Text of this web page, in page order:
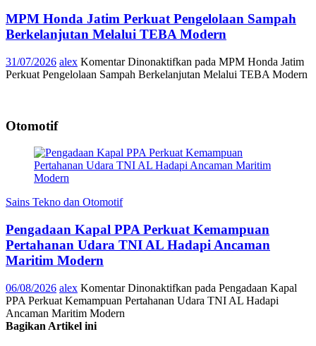
MPM Honda Jatim Perkuat Pengelolaan Sampah
Berkelanjutan Melalui TEBA Modern
31/07/2026 alex Komentar Dinonaktifkan pada MPM Honda Jatim
Perkuat Pengelolaan Sampah Berkelanjutan Melalui TEBA Modern
Otomotif
Sains Tekno dan Otomotif
Pengadaan Kapal PPA Perkuat Kemampuan
Pertahanan Udara TNI AL Hadapi Ancaman
Maritim Modern
06/08/2026 alex Komentar Dinonaktifkan pada Pengadaan Kapal
PPA Perkuat Kemampuan Pertahanan Udara TNI AL Hadapi
Ancaman Maritim Modern
Bagikan Artikel ini